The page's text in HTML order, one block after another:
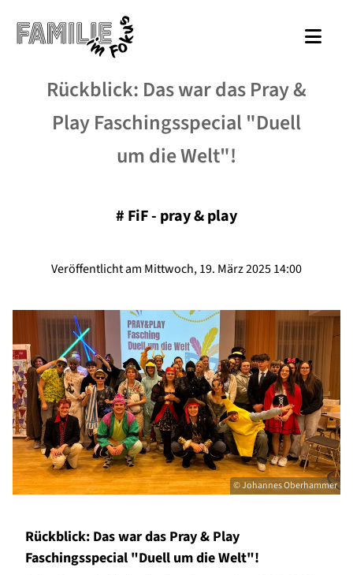
Rückblick: Das war das Pray &
Play Faschingsspecial "Duell
um die Welt"!
# FiF - pray & play
Veröffentlicht am Mittwoch, 19. März 2025 14:00
© Johannes Oberhammer
Rückblick: Das war das Pray & Play
Faschingsspecial "Duell um die Welt"!